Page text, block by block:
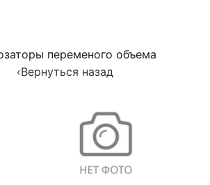
переменого объема
‹Вернуться назад